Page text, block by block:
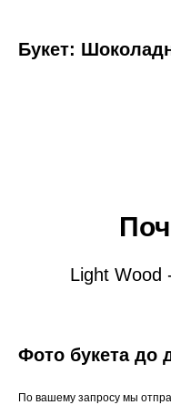
Букет:
Light Wood
Фото букета до
По вашему запросу мы